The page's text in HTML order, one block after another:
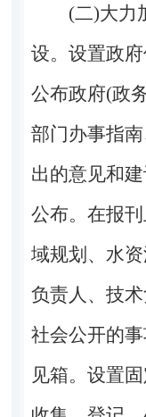
(二)大力
设。 设置政
公布政府(政
部门办事指
出的意见和
公布。在报
域规划、水
负责人、技
社会公开的
见箱。设置